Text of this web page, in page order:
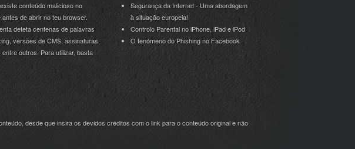
conteúdo malicioso no
antes de abrir no teu browser.
deteta centenas de palavras
versões de CMS, assinaturas
entre outros. Para utilizar, basta
Segurança da Internet - Uma abordagem
à situação europeia!
Controlo Parental no iPhone, iPad e iPod
O fenómeno do Phishing no Facebook
desde que insira os devidos créditos com o link para o conteúdo original e não